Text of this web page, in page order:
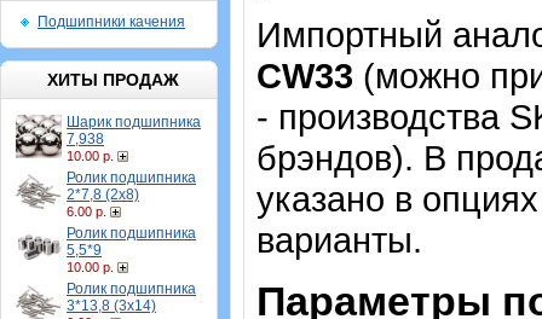
Подшипники качения
ХИТЫ ПРОДАЖ
Шарик подшипника
7,938
10.00 р.
Ролик подшипника
2*7,8 (2х8)
6.00 р.
Ролик подшипника
5,5*9
10.00 р.
Ролик подшипника
3*13,8 (3х14)
Импортный
CW33 (можно
- производства
брэндов). В
указано в
варианты.
Параметры